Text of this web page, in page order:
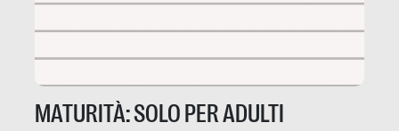
MATURITÀ: SOLO PER ADULTI